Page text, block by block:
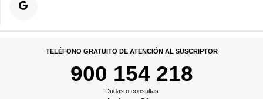
TELÉFONO GRATUITO DE ATENCIÓN AL SUSCRIPTOR
900 154 218
Dudas o consultas